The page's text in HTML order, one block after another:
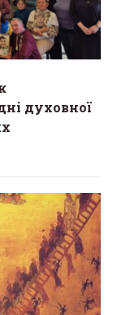
духовної